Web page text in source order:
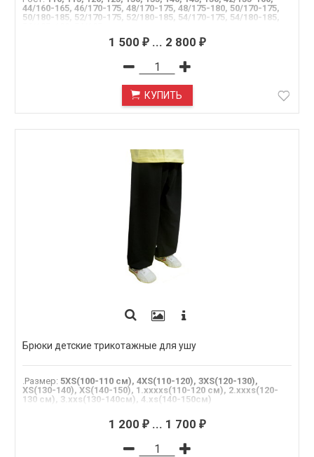
44/160-165, 46/170-175, 48/170-175, 48/175-180, 50/170-175,
50/180-185, 52/170-175, 52/180-185, 54/170-175, 54/180-185,
1 500 ₽... 2 800 ₽
КУПИТЬ
Брюки детские трикотажные для ушу
.Размер: 5XS(100-110 см), 4XS(110-120), 3XS(120-130),
XS(130-140), XS(140-150), 1.xxxxs(110-120 см), 2.xxxs(120-
130 см), 3.xxs(130-140см), 4.xs(140-150см)
1 200 ₽... 1 700 ₽